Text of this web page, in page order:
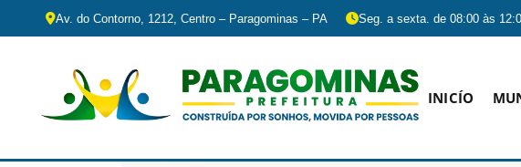
Av. do Contorno, 1212, Centro – Paragominas – PA Seg. a sexta. de 08:00 às
INICÍO